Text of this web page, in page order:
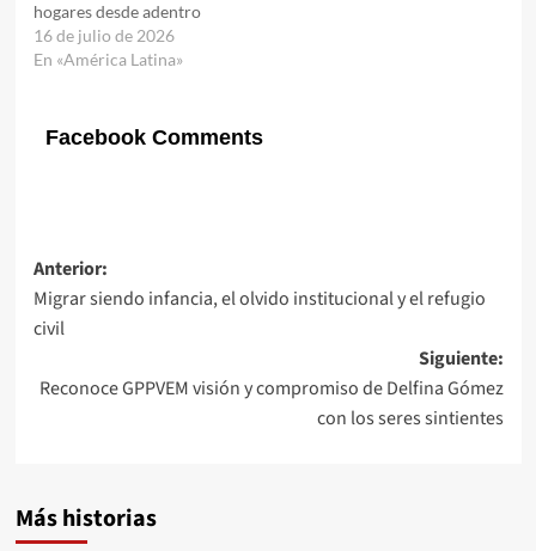
hogares desde adentro
16 de julio de 2026
En «América Latina»
Facebook Comments
Navegación
de
entradas
Anterior:
Migrar siendo infancia, el olvido institucional y el refugio
civil
Siguiente:
Reconoce GPPVEM visión y compromiso de Delfina Gómez
con los seres sintientes
Más historias